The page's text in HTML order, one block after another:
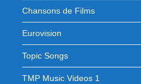
Chansons de Films
Eurovision
Topic Songs
TMP Music Videos 1